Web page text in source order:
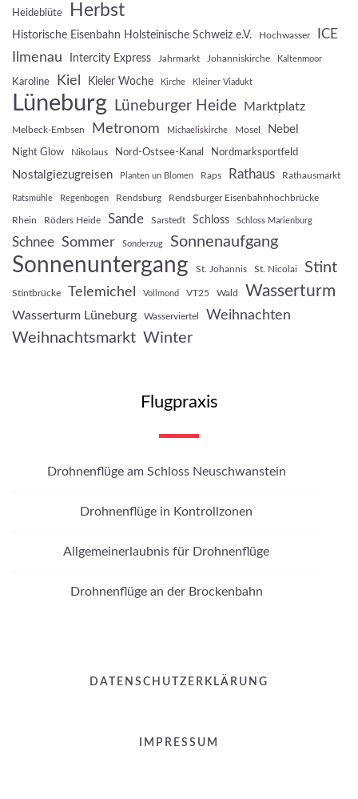
Heideblüte Herbst
Historische Eisenbahn Holsteinische Schweiz e.V. Hochwasser ICE
Ilmenau Intercity Express Jahrmarkt Johanniskirche Kaltenmoor
Karoline Kiel Kieler Woche Kirche Kleiner Viadukt
Lüneburg Lüneburger Heide Marktplatz
Melbeck-Embsen Metronom Michaeliskirche Mosel Nebel
Night Glow Nikolaus Nord-Ostsee-Kanal Nordmarksportfeld
Nostalgiezugreisen Planten un Blomen Raps Rathaus Rathausmarkt
Ratsmühle Regenbogen Rendsburg Rendsburger Eisenbahnhochbrücke
Rhein Röders Heide Sande Sarstedt Schloss Schloss Marienburg
Schnee Sommer Sonderzug Sonnenaufgang
Sonnenuntergang St. Johannis St. Nicolai Stint
Stintbrücke Telemichel Vollmond VT25 Wald Wasserturm
Wasserturm Lüneburg Wasserviertel Weihnachten
Weihnachtsmarkt Winter
Flugpraxis
Drohnenflüge am Schloss Neuschwanstein
Drohnenflüge in Kontrollzonen
Allgemeinerlaubnis für Drohnenflüge
Drohnenflüge an der Brockenbahn
DATENSCHUTZERKLÄRUNG
IMPRESSUM